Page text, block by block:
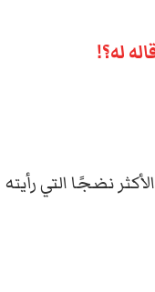
له؟!
نضجًا التي رأيته